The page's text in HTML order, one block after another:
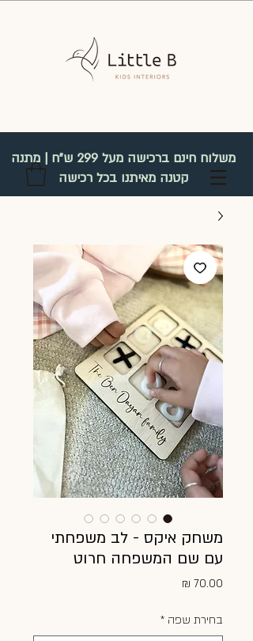
משלוח חינם ברכישה מעל 299 ש"ח | מתנה
קטנה מאיתנו בכל רכישה
משחק איקס - לב משפחתי
עם שם המשפחה חרוט
בחירת שפה *